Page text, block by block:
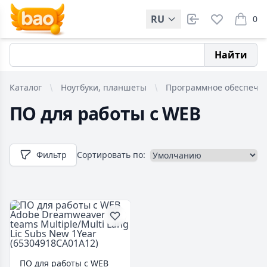
RU 0
items
Найти
Каталог Ноутбуки, планшеты Программное
ПО для работы с WEB
Фильтр Сортировать по:
ПО для работы с WEB